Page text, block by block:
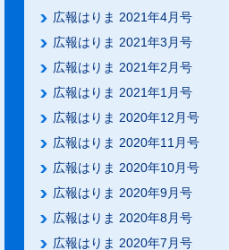
広報はりま 2021年4月号
広報はりま 2021年3月号
広報はりま 2021年2月号
広報はりま 2021年1月号
広報はりま 2020年12月号
広報はりま 2020年11月号
広報はりま 2020年10月号
広報はりま 2020年9月号
広報はりま 2020年8月号
広報はりま 2020年7月号